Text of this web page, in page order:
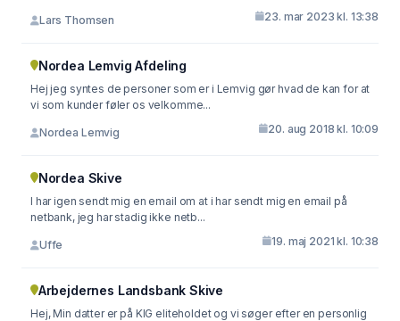
Lars Thomsen 23. mar 2023 kl. 13:38
Nordea Lemvig Afdeling
Hej jeg syntes de personer som er i Lemvig gør hvad de kan for at
vi som kunder føler os velkomme...
Nordea Lemvig 20. aug 2018 kl. 10:09
Nordea Skive
I har igen sendt mig en email om at i har sendt mig en email på
netbank, jeg har stadig ikke netb...
Uffe 19. maj 2021 kl. 10:38
Arbejdernes Landsbank Skive
Hej, Min datter er på KIG eliteholdet og vi søger efter en personlig